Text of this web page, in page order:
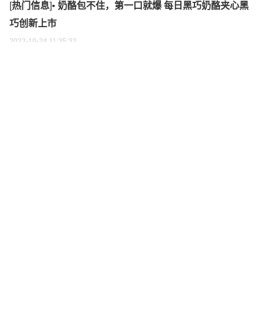
[热门信息]• 奶酪包不住，第一口就爆 每日黑巧奶酪夹心黑
巧创新上市
2022-10-24 11:35:32